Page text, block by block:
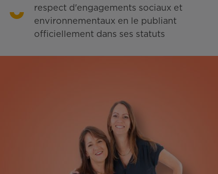
respect d'engagements sociaux et
environnementaux en le publiant
officiellement dans ses statuts